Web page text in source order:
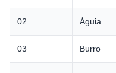
02 Águia
03 Burro